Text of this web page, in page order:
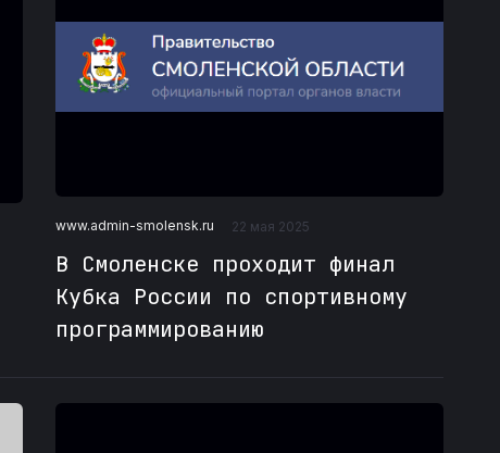
www.admin-smolensk.ru 22 мая 2025
В Смоленске проходит финал
Кубка России по спортивному
программированию